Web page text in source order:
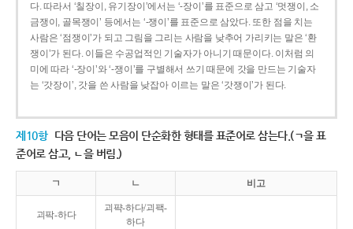
다. 따라서 ‘칠장이, 유기장이’에서는 ‘-장이’를 표준으로 삼고 ‘멋쟁이, 소
금쟁이, 골목쟁이’ 등에서는 ‘-쟁이’를 표준으로 삼았다. 또한 점을 치는
사람은 ‘점쟁이’가 되고 그림을 그리는 사람을 낮추어 가리키는 말은 ‘환
쟁이’가 된다. 이들은 수공업적인 기술자가 아니기 때문이다. 이처럼 의
미에 따라 ‘-장이’와 ‘-쟁이’를 구별해서 쓰기 때문에 갓을 만드는 기술자
는 ‘갓장이’, 갓을 쓴 사람을 낮잡아 이르는 말은 ‘갓쟁이’가 된다.
제10항 다음 단어는 모음이 단순화한 형태를 표준어로 삼는다.(ㄱ을 표
준어로 삼고, ㄴ을 버림.)
ㄱ ㄴ 비고
괴팍-하다
괴퍅-하다/괴팩-
하다